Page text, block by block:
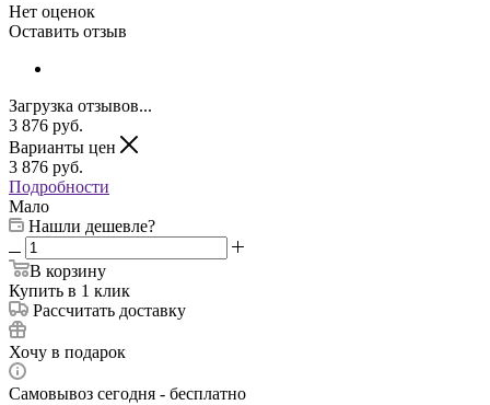
Нет оценок
Оставить отзыв
Загрузка отзывов...
3 876 руб.
Варианты цен
3 876 руб.
Подробности
Мало
Нашли дешевле?
В корзину
Купить в 1 клик
Рассчитать доставку
Хочу в подарок
Самовывоз сегодня - бесплатно